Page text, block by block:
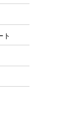
ト